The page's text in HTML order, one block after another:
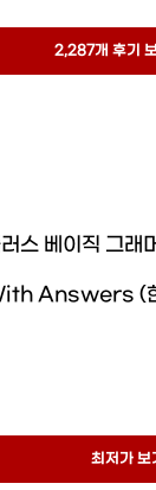
2,287개 후기
러스 베이직
Answers (
최저가 보